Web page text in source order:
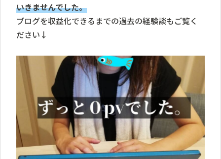
いきませんでした。
ブログを収益化できるまでの過去の経験談もご覧く
ださい↓